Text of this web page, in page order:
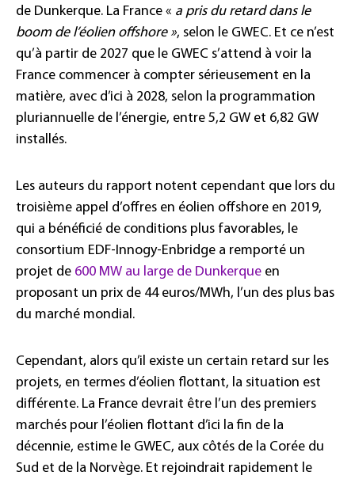
de Dunkerque. La France « a pris du retard dans le
boom de l’éolien offshore », selon le GWEC. Et ce n’est
qu’à partir de 2027 que le GWEC s’attend à voir la
France commencer à compter sérieusement en la
matière, avec d’ici à 2028, selon la programmation
pluriannuelle de l’énergie, entre 5,2 GW et 6,82 GW
installés.
Les auteurs du rapport notent cependant que lors du
troisième appel d’offres en éolien offshore en 2019,
qui a bénéficié de conditions plus favorables, le
consortium EDF-Innogy-Enbridge a remporté un
projet de 600 MW au large de Dunkerque en
proposant un prix de 44 euros/MWh, l’un des plus bas
du marché mondial.
Cependant, alors qu’il existe un certain retard sur les
projets, en termes d’éolien flottant, la situation est
différente. La France devrait être l’un des premiers
marchés pour l’éolien flottant d’ici la fin de la
décennie, estime le GWEC, aux côtés de la Corée du
Sud et de la Norvège. Et rejoindrait rapidement le